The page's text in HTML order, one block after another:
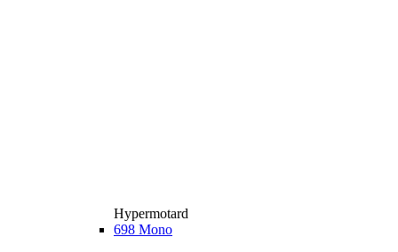
Hypermotard
698 Mono